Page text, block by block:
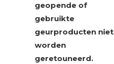
geopende of
gebruikte
geurproducten niet
worden
geretouneerd.